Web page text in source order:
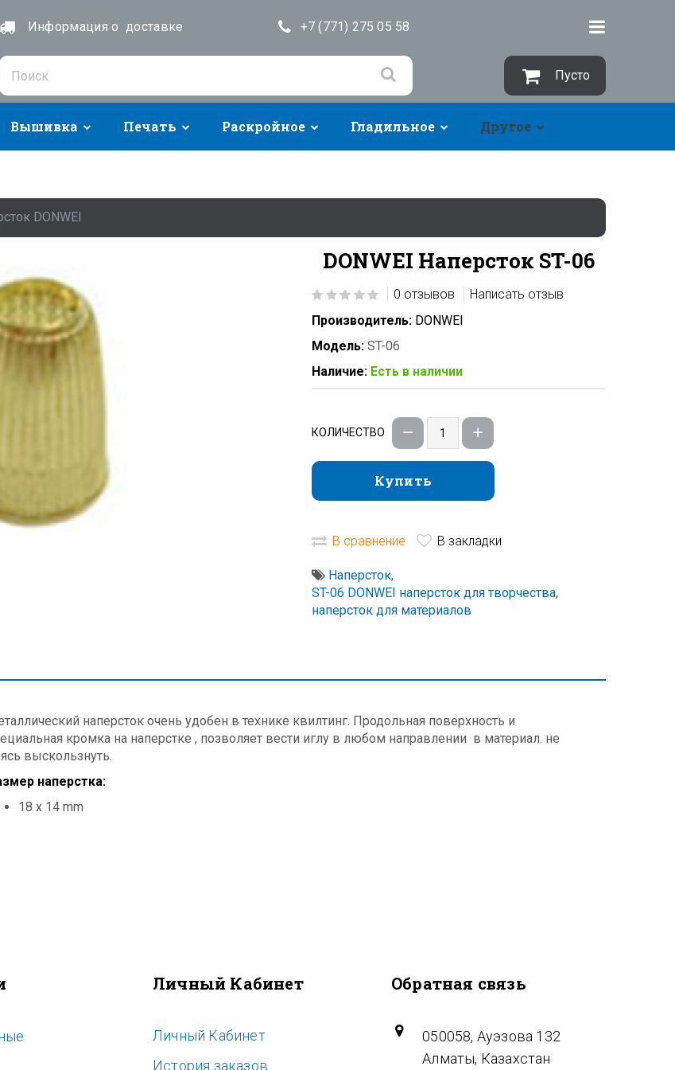
Информация о доставке +7 (771) 275 05 58
Пусто
Вышивка Печать Раскройное Гладильное Другое
DONWEI
DONWEI Наперсток ST-06
0 отзывов
Написать отзыв
Производитель: DONWEI
Модель: ST-06
Наличие: Есть в наличии
КОЛИЧЕСТВО
Купить
Купить
В сравнение В закладки
Наперсток,
ST-06 DONWEI наперсток для творчества,
наперсток для материалов
наперсток очень удобен в технике квилтинг. Продольная поверхность и
кромка на наперстке , позволяет вести иглу в любом направлении в материал. не
выскользнуть.
наперстка:
18 x 14 mm
Личный Кабинет
Личный Кабинет
История заказов
Обратная связь
050058, Ауэзова 132
Алматы, Казахстан